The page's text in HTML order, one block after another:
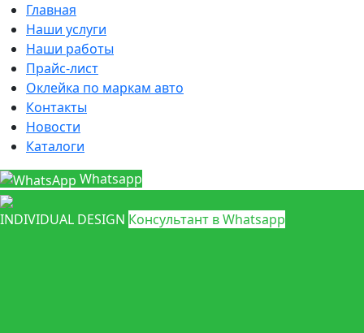
Главная
Наши услуги
Наши работы
Прайс-лист
Оклейка по маркам авто
Контакты
Новости
Каталоги
Whatsapp
INDIVIDUAL DESIGN Консультант в Whatsapp